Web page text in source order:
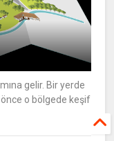
gelir. Bir yerde
önce o bölgede keşif